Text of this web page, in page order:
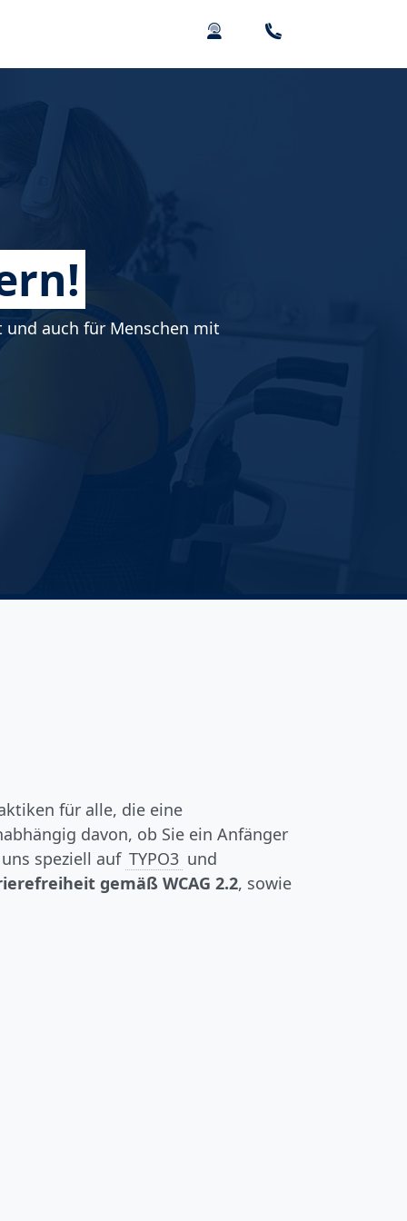
und auch für Menschen mit
für alle, die eine
davon, ob Sie ein Anfänger
speziell auf TYPO3 und
gemäß WCAG 2.2, sowie